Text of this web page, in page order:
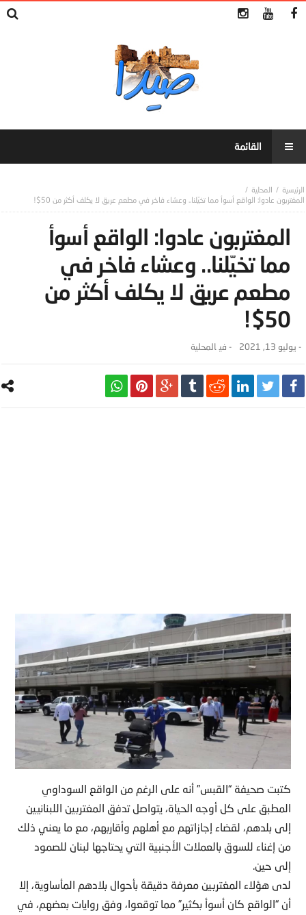
المحلية
المغتربون عادوا: الواقع أسوأ مما تخيّلنا.. وعشاء فاخر في مطعم عريق لا يكلف أكثر من 50$!
المغتربون عادوا: الواقع أسوأ
مما تخيّلنا.. وعشاء فاخر في
مطعم عريق لا يكلف أكثر من
50$!
- يوليو 13, 2021 - ‎في المحلية
كتبت صحيفة “القبس” أنه على الرغم من الواقع السوداوي
المطبق على كل أوجه الحياة، يتواصل تدفق المغتربين اللبنانيين
إلى بلدهم، لقضاء إجازاتهم مع أهلهم وأقاربهم، مع ما يعني ذلك
من إغناء للسوق بالعملات الأجنبية التي يحتاجها لبنان للصمود
إلى حين.
لدى هؤلاء المغتربين معرفة دقيقة بأحوال بلادهم المأساوية، إلا
أن “الواقع كان أسوأ بكثير” مما توقعوا، وفق روايات بعضهم، في